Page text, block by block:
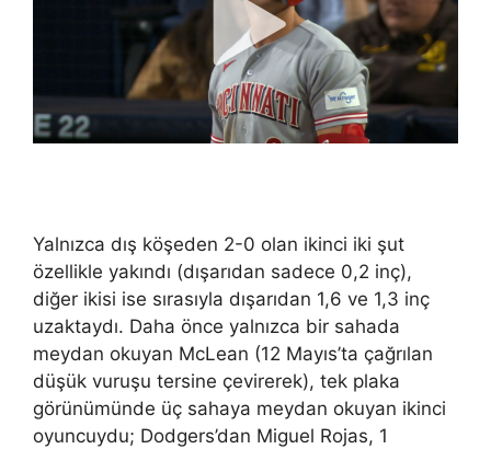
Yalnızca dış köşeden 2-0 olan ikinci iki şut
özellikle yakındı (dışarıdan sadece 0,2 inç),
diğer ikisi ise sırasıyla dışarıdan 1,6 ve 1,3 inç
uzaktaydı. Daha önce yalnızca bir sahada
meydan okuyan McLean (12 Mayıs’ta çağrılan
düşük vuruşu tersine çevirerek), tek plaka
görünümünde üç sahaya meydan okuyan ikinci
oyuncuydu; Dodgers’dan Miguel Rojas, 1